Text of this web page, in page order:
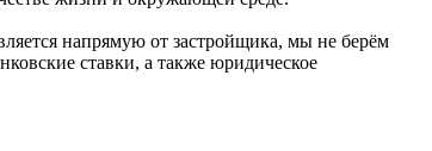
напрямую от застройщика, мы не берём
ставки, а также юридическое